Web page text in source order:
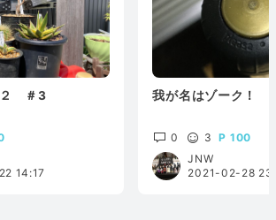
２ ＃3
14:17
我が名はゾーク！
0 3
100
JNW
2021-02-28